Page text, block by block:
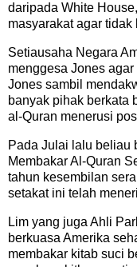
daripada White
masyarakat agar tidak
Setiausaha Negara
menggesa Jones
Jones sambil
banyak pihak berkata
al-Quran menerusi
Pada Julai lalu beliau
Membakar Al-Quran
tahun kesembilan
setakat ini telah
Lim yang juga Ahli
berkuasa Amerika
membakar kitab suci